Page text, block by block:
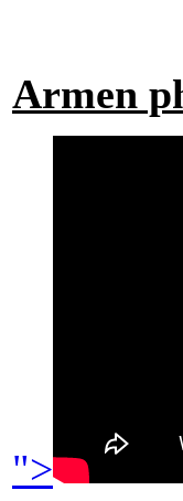
Armen
">